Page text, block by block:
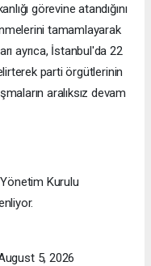
görevine atandığını
tamamlayarak
ayrıca, İstanbul'da 22
parti örgütlerinin
aralıksız devam
Kurulu
5, 2026